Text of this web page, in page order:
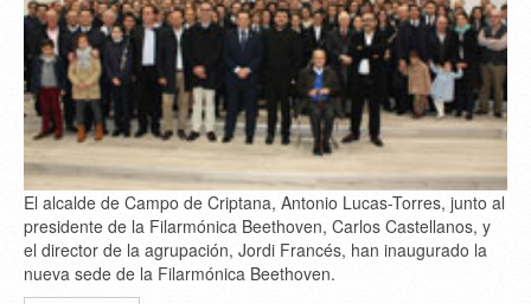
El alcalde de Campo de Criptana, Antonio Lucas-Torres, junto al
presidente de la Filarmónica Beethoven, Carlos Castellanos, y
el director de la agrupación, Jordi Francés, han inaugurado la
nueva sede de la Filarmónica Beethoven.